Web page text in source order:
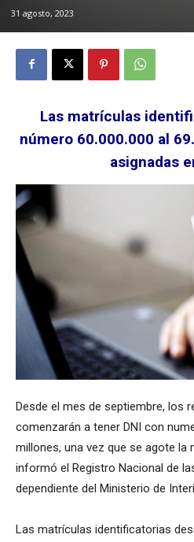
31 agosto, 2023
Las matrículas
número 60.000.000 al
asignadas
Desde el mes de septiembre, los
comenzarán a tener DNI con
millones, una vez que se agote la
informó el Registro Nacional de
dependiente del Ministerio de
Las matrículas identificatorias